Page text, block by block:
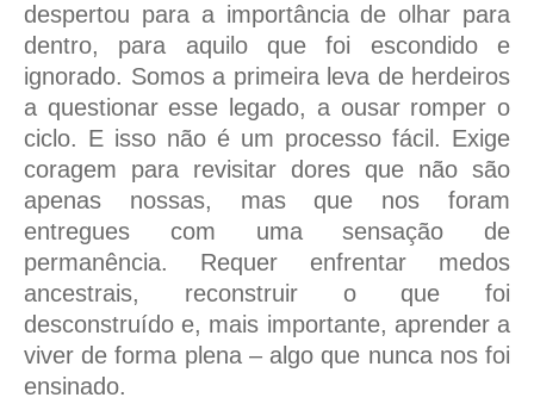
despertou para a importância de olhar para
dentro, para aquilo que foi escondido e
ignorado. Somos a primeira leva de herdeiros
a questionar esse legado, a ousar romper o
ciclo. E isso não é um processo fácil. Exige
coragem para revisitar dores que não são
apenas nossas, mas que nos foram
entregues com uma sensação de
permanência. Requer enfrentar medos
ancestrais, reconstruir o que foi
desconstruído e, mais importante, aprender a
viver de forma plena – algo que nunca nos foi
ensinado.